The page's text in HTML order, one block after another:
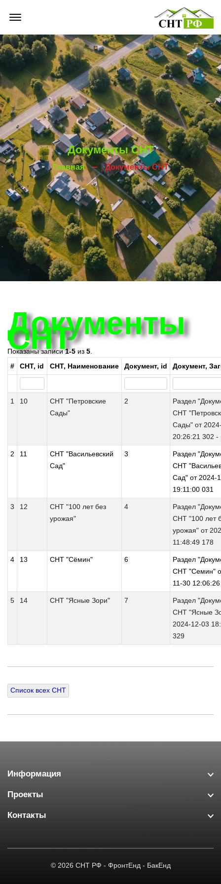
Документы СНТ
Главная Документы СНТ
Документы
СНТ
Показаны записи1-5 из 5
#
СНТ, id СНТ, Наименование Документ, id Документ,
1 10
СНТ "Петровские
Сады"
2
Раздел
СНТ
Сады" от
20:26:21 302 -
2 11
СНТ "Васильевский
Сад"
3
Раздел
СНТ
Сад" от 2024-
19:11:00 031
3 12
СНТ "100 лет без
урожая"
4
Раздел
СНТ "100 лет
урожая" от
11:48:49 178
4 13 СНТ "Сёмин" 6
Раздел
СНТ "Семин"
11-30
5 14 СНТ "Ясные Зори" 7
Раздел
СНТ "Ясные
2024-12-03
329
Список всех СНТ
Информация
Проекты
Контакты
© 2026 СНТ РФ - ФронтЕнд - БакЕнд